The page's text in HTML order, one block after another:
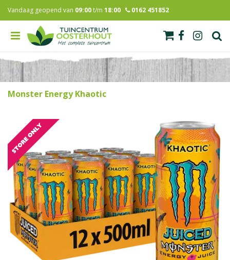
Vandaag geopend van 09:00t/m 18:00 0162 451852
Monster Energy Khaotic